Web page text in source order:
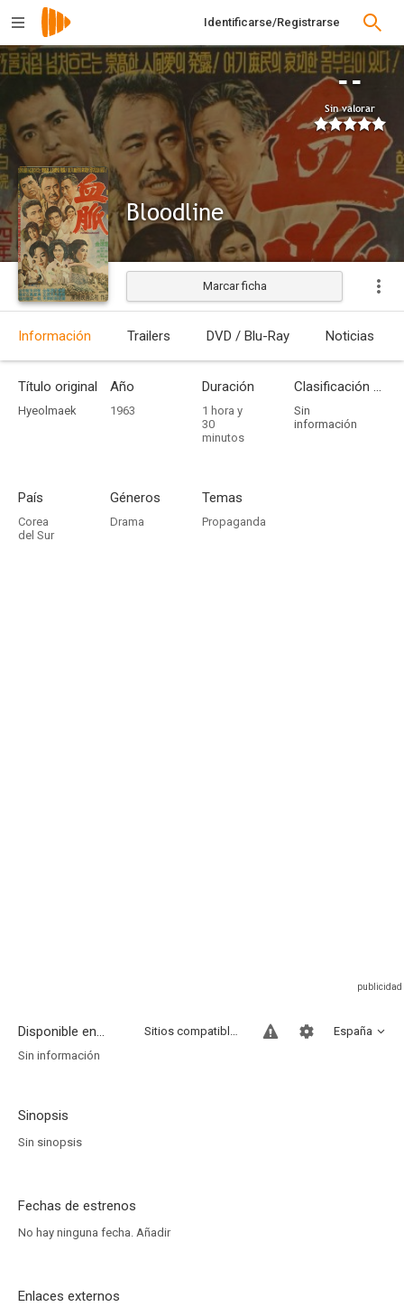
Identificarse/Registrarse
--
Sin valorar
Bloodline
Estrenada
Marcar ficha
Información Trailers DVD / Blu-Ray Noticias
Título original
Hyeolmaek
Año
1963
Duración
1 hora y
30
minutos
Clasificación por edades
Sin
información
País
Corea
del Sur
Géneros
Drama
Temas
Propaganda
Disponible en... España
Sitios compatibles
Sin información
Sinopsis
Sin sinopsis
Fechas de estrenos
No hay ninguna fecha. Añadir
Enlaces externos